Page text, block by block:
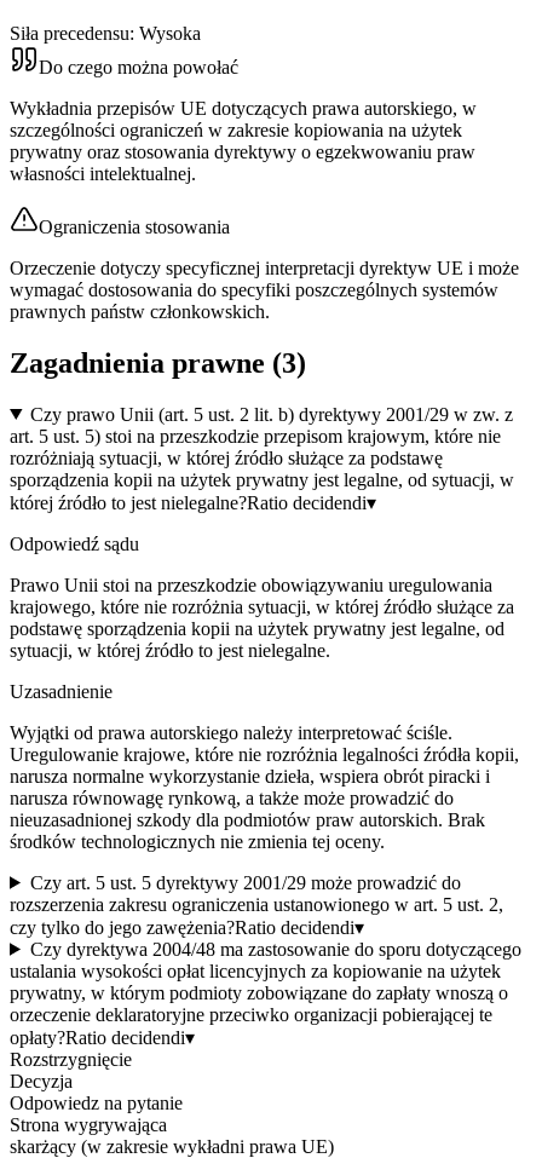
Siła precedensu: Wysoka
Do czego można powołać
Wykładnia przepisów UE dotyczących prawa autorskiego, w
szczególności ograniczeń w zakresie kopiowania na użytek
prywatny oraz stosowania dyrektywy o egzekwowaniu praw
własności intelektualnej.
Ograniczenia stosowania
Orzeczenie dotyczy specyficznej interpretacji dyrektyw UE i może
wymagać dostosowania do specyfiki poszczególnych systemów
prawnych państw członkowskich.
Zagadnienia prawne (3)
Czy prawo Unii (art. 5 ust. 2 lit. b) dyrektywy 2001/29 w zw. z
art. 5 ust. 5) stoi na przeszkodzie przepisom krajowym, które nie
rozróżniają sytuacji, w której źródło służące za podstawę
sporządzenia kopii na użytek prywatny jest legalne, od sytuacji, w
której źródło to jest nielegalne?Ratio decidendi▾
Odpowiedź sądu
Prawo Unii stoi na przeszkodzie obowiązywaniu uregulowania
krajowego, które nie rozróżnia sytuacji, w której źródło służące za
podstawę sporządzenia kopii na użytek prywatny jest legalne, od
sytuacji, w której źródło to jest nielegalne.
Uzasadnienie
Wyjątki od prawa autorskiego należy interpretować ściśle.
Uregulowanie krajowe, które nie rozróżnia legalności źródła kopii,
narusza normalne wykorzystanie dzieła, wspiera obrót piracki i
narusza równowagę rynkową, a także może prowadzić do
nieuzasadnionej szkody dla podmiotów praw autorskich. Brak
środków technologicznych nie zmienia tej oceny.
Czy art. 5 ust. 5 dyrektywy 2001/29 może prowadzić do
rozszerzenia zakresu ograniczenia ustanowionego w art. 5 ust. 2,
czy tylko do jego zawężenia?Ratio decidendi▾
Czy dyrektywa 2004/48 ma zastosowanie do sporu dotyczącego
ustalania wysokości opłat licencyjnych za kopiowanie na użytek
prywatny, w którym podmioty zobowiązane do zapłaty wnoszą o
orzeczenie deklaratoryjne przeciwko organizacji pobierającej te
opłaty?Ratio decidendi▾
Rozstrzygnięcie
Decyzja
Odpowiedz na pytanie
Strona wygrywająca
skarżący (w zakresie wykładni prawa UE)